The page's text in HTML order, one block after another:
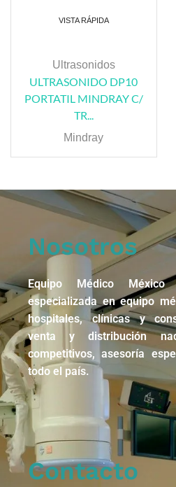
VISTA RÁPIDA
Ultrasonidos
ULTRASONIDO DP10
PORTATIL MINDRAY C/
TR...
Mindray
Nosotros
Equipo Médico
especializada en equipo
hospitales, clínicas y
venta y distribución
competitivos, asesoría
todo el país.
Contacto